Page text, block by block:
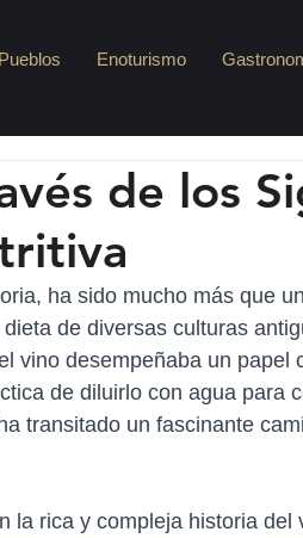
Pueblos Enoturismo
de los
ha sido mucho más que
de diversas culturas
vino desempeñaba un papel
de diluirlo con agua para
transitado un fascinante
la rica y compleja historia del